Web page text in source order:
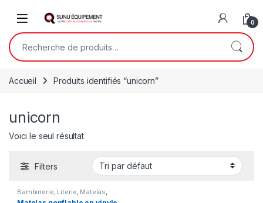
Open 0
Recherche pour :
Accueil Produits identifiés “unicorn”
unicorn
Voici le seul résultat
Filters
Bambinerie, Literie, Matelas,
Meubles Meubles et Décoration